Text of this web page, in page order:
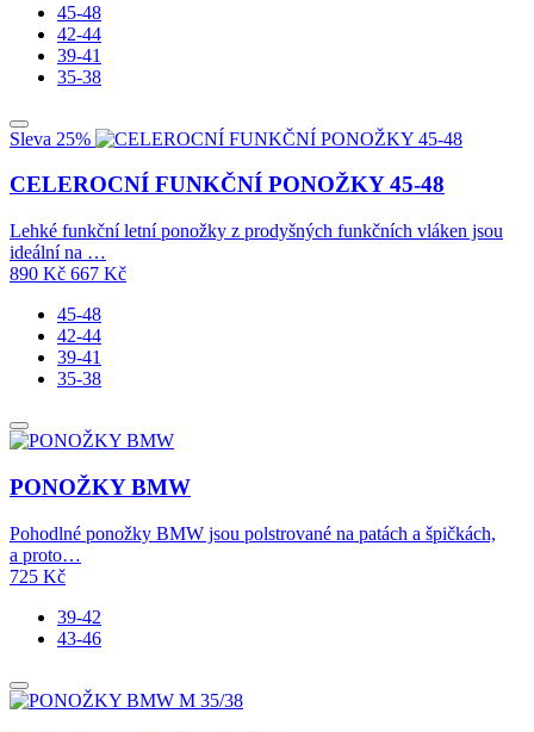
45-48
42-44
39-41
35-38
Sleva 25%
CELEROCNÍ FUNKČNÍ PONOŽKY 45-48
Lehké funkční letní ponožky z prodyšných funkčních vláken jsou
ideální na …
890 Kč 667 Kč
45-48
42-44
39-41
35-38
PONOŽKY BMW
Pohodlné ponožky BMW jsou polstrované na patách a špičkách,
a proto…
725 Kč
39-42
43-46